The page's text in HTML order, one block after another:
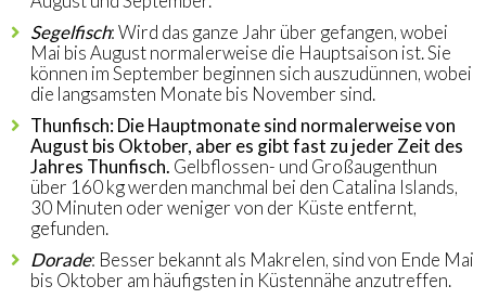
Segelfisch: Wird das ganze Jahr über gefangen, wobei
Mai bis August normalerweise die Hauptsaison ist. Sie
können im September beginnen sich auszudünnen, wobei
die langsamsten Monate bis November sind.
Thunfisch: Die Hauptmonate sind normalerweise von
August bis Oktober, aber es gibt fast zu jeder Zeit des
Jahres Thunfisch. Gelbflossen- und Großaugenthun
über 160 kg werden manchmal bei den Catalina Islands,
30 Minuten oder weniger von der Küste entfernt,
gefunden.
Dorade: Besser bekannt als Makrelen, sind von Ende Mai
bis Oktober am häufigsten in Küstennähe anzutreffen.